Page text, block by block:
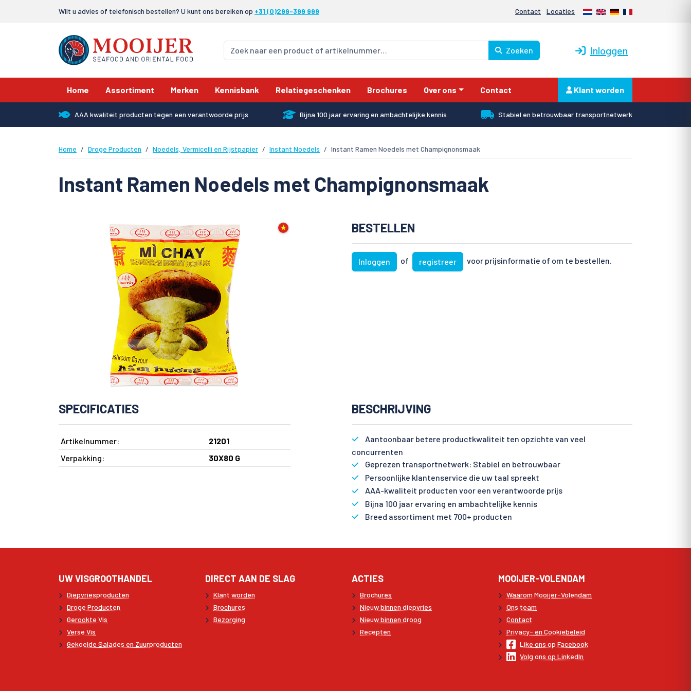
Wilt u advies of telefonisch bestellen? U kunt ons bereiken op +31 (0)299-399 999 Contact Locaties Nederlands
EnglishDeutschFrançais
Zoeken Inloggen
Home Assortiment Merken Kennisbank Relatiegeschenken Brochures Over ons Contact Klant worden
AAA kwaliteit producten tegen een verantwoorde prijs Bijna 100 jaar ervaring en ambachtelijke kennis Stabiel en betrouwbaar transportnetwerk
Home Droge Producten Noedels, Vermicelli en Rijstpapier Instant Noedels Instant Ramen Noedels met Champignonsmaak
Instant Ramen Noedels met Champignonsmaak
BESTELLEN
Inloggen of registreer voor prijsinformatie of om te bestellen.
SPECIFICATIES
Artikelnummer:
21201
Verpakking:
30X80 G
BESCHRIJVING
Aantoonbaar betere productkwaliteit ten opzichte van veel
concurrenten
Geprezen transportnetwerk: Stabiel en betrouwbaar
Persoonlijke klantenservice die uw taal spreekt
AAA-kwaliteit producten voor een verantwoorde prijs
Bijna 100 jaar ervaring en ambachtelijke kennis
Breed assortiment met 700+ producten
UW VISGROOTHANDEL
Diepvriesproducten
Droge Producten
Gerookte Vis
Verse Vis
Gekoelde Salades en Zuurproducten
DIRECT AAN DE SLAG
Klant worden
Brochures
Bezorging
ACTIES
Brochures
Nieuw binnen diepvries
Nieuw binnen droog
Recepten
MOOIJER-VOLENDAM
Waarom Mooijer-Volendam
Ons team
Contact
Privacy- en Cookiebeleid
Like ons op Facebook
Volg ons op LinkedIn